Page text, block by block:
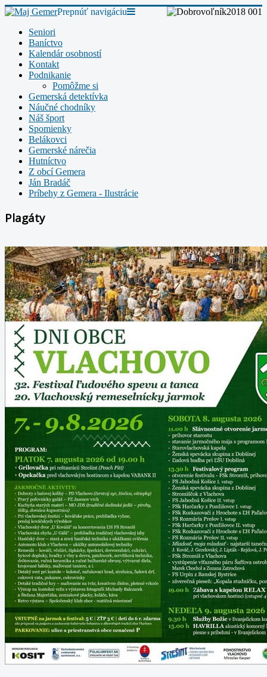
Prepnúť navigáciu
Seniori
Baníctvo
Kalendár osobností
Kontakt
Podnikanie
Pomôžme si
Gemerská detektívka
Náučné chodníky
Náš šport
Spomienky
Belákovci
Gemerské nárečia
Hutníctvo
Z obcí Gemera
Ján Bradáč
Príbehy z Gemera - Ilustrácie
Plagáty